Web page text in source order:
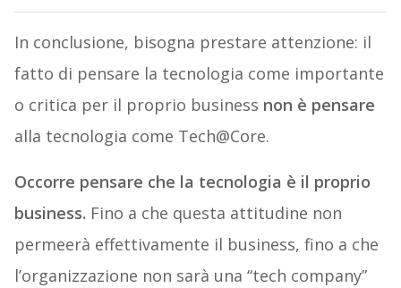
In conclusione, bisogna prestare attenzione: il
fatto di pensare la tecnologia come importante
o critica per il proprio business non è pensare
alla tecnologia come Tech@Core.
Occorre pensare che la tecnologia è il proprio
business. Fino a che questa attitudine non
permeerà effettivamente il business, fino a che
l’organizzazione non sarà una “tech company”